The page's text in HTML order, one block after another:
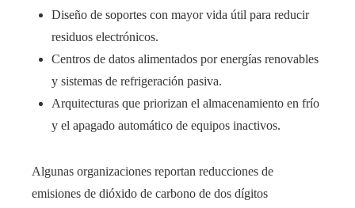
Diseño de soportes con mayor vida útil para reducir
residuos electrónicos.
Centros de datos alimentados por energías renovables
y sistemas de refrigeración pasiva.
Arquitecturas que priorizan el almacenamiento en frío
y el apagado automático de equipos inactivos.
Algunas organizaciones reportan reducciones de
emisiones de dióxido de carbono de dos dígitos